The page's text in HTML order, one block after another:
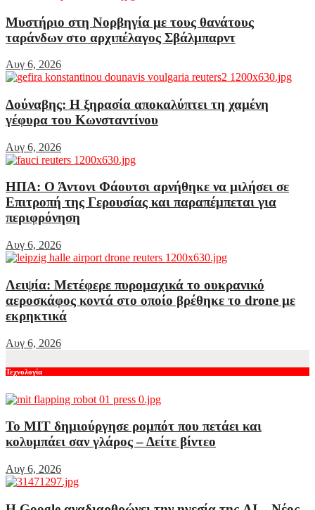
Μυστήριο στη Νορβηγία με τους θανάτους
ταράνδων στο αρχιπέλαγος Σβάλμπαρντ
Αυγ 6, 2026
Δούναβης: Η ξηρασία αποκαλύπτει τη χαμένη
γέφυρα του Κωνσταντίνου
Αυγ 6, 2026
ΗΠΑ: Ο Άντονι Φάουτσι αρνήθηκε να μιλήσει σε
Επιτροπή της Γερουσίας και παραπέμπεται για
περιφρόνηση
Αυγ 6, 2026
Λειψία: Μετέφερε πυρομαχικά το ουκρανικό
αεροσκάφος κοντά στο οποίο βρέθηκε το drone με
εκρηκτικά
Αυγ 6, 2026
Τεχνολογία
Το MIT δημιούργησε ρομπότ που πετάει και
κολυμπάει σαν γλάρος – Δείτε βίντεο
Αυγ 6, 2026